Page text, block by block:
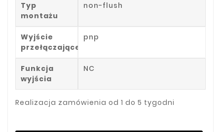
Typ
montażu
non-flush
Wyjście
przełączające
pnp
Funkcja
wyjścia
NC
Realizacja zamówienia od 1 do 5 tygodni